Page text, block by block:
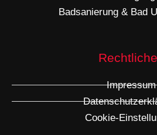
Badsanierung & Bad
Impressum
Cookie-